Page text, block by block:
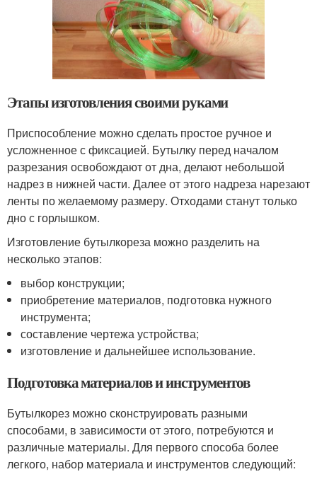
Этапы изготовления своими руками
Приспособление можно сделать простое ручное и
усложненное с фиксацией. Бутылку перед началом
разрезания освобождают от дна, делают небольшой
надрез в нижней части. Далее от этого надреза нарезают
ленты по желаемому размеру. Отходами станут только
дно с горлышком.
Изготовление бутылкореза можно разделить на
несколько этапов:
выбор конструкции;
приобретение материалов, подготовка нужного
инструмента;
составление чертежа устройства;
изготовление и дальнейшее использование.
Подготовка материалов и инструментов
Бутылкорез можно сконструировать разными
способами, в зависимости от этого, потребуются и
различные материалы. Для первого способа более
легкого, набор материала и инструментов следующий: